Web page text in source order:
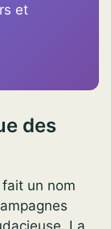
et
des
un nom
La